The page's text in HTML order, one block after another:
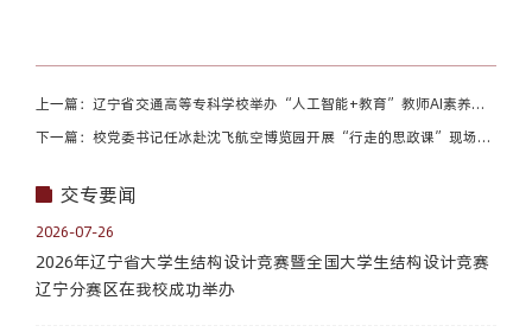
上一篇：辽宁省交通高等专科学校举办“人工智能+教育”教师AI素养提
升专题培训（一）
下一篇：校党委书记任冰赴沈飞航空博览园开展“行走的思政课”现场教
交专要闻
2026-07-26
2026年辽宁省大学生结构设计竞赛暨全国大学生结构设计竞赛
辽宁分赛区在我校成功举办